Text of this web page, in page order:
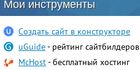
Мои инструменты
Создать сайт в конструкторе
uGuidе- рейтинг сайтбилдеров
McHost- бесплатный хостинг